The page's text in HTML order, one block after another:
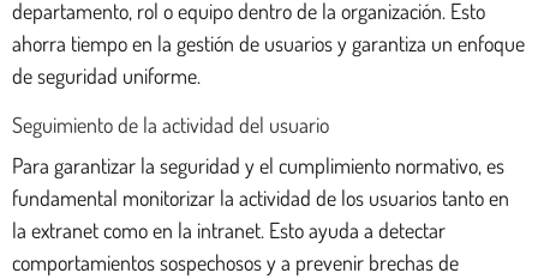
departamento, rol o equipo dentro de la organización. Esto
ahorra tiempo en la gestión de usuarios y garantiza un enfoque
de seguridad uniforme.
Seguimiento de la actividad del usuario
Para garantizar la seguridad y el cumplimiento normativo, es
fundamental monitorizar la actividad de los usuarios tanto en
la extranet como en la intranet. Esto ayuda a detectar
comportamientos sospechosos y a prevenir brechas de